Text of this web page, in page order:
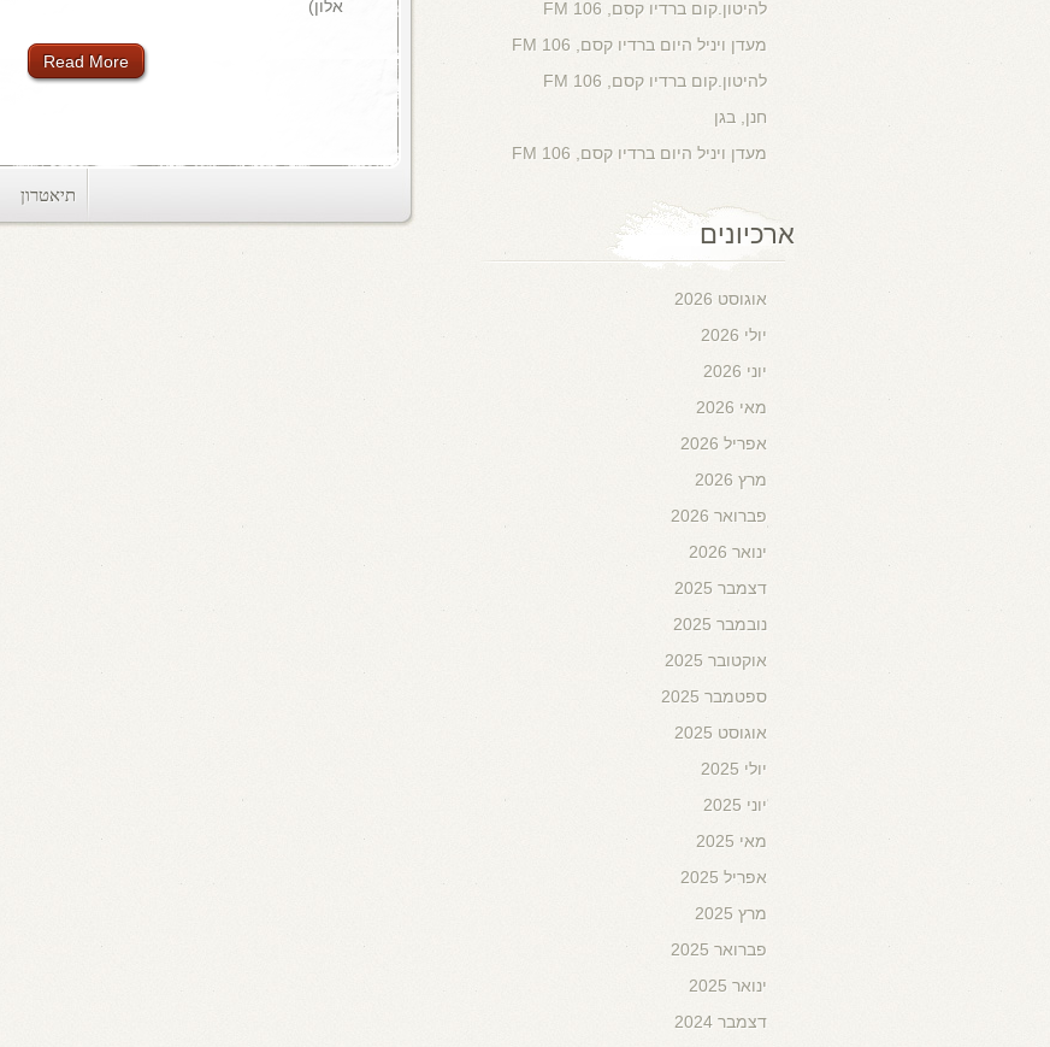
אלון)
Read More
תיאטרון
להיטון.קום ברדיו קסם, 106 FM
מעדן ויניל היום ברדיו קסם, 106 FM
להיטון.קום ברדיו קסם, 106 FM
חנן, בגן
מעדן ויניל היום ברדיו קסם, 106 FM
ארכיונים
אוגוסט 2026
יולי 2026
יוני 2026
מאי 2026
אפריל 2026
מרץ 2026
פברואר 2026
ינואר 2026
דצמבר 2025
נובמבר 2025
אוקטובר 2025
ספטמבר 2025
אוגוסט 2025
יולי 2025
יוני 2025
מאי 2025
אפריל 2025
מרץ 2025
פברואר 2025
ינואר 2025
דצמבר 2024